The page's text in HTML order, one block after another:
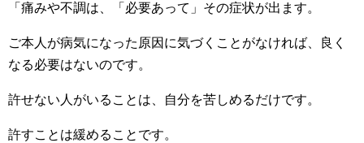
「痛みや不調は、「必要あって」その症状が出ます。
ご本人が病気になった原因に気づくことがなければ、良く
なる必要はないのです。
許せない人がいることは、自分を苦しめるだけです。
許すことは緩めることです。